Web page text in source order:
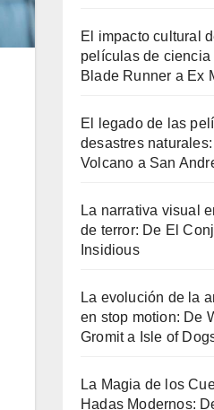
El impacto cultural
películas de ciencia
Blade Runner a Ex
El legado de las
desastres
Volcano a San
La narrativa visual
de terror: De El
Insidious
La evolución de la
en stop motion: De
Gromit a Isle of
La Magia de los
Hadas Modernos: